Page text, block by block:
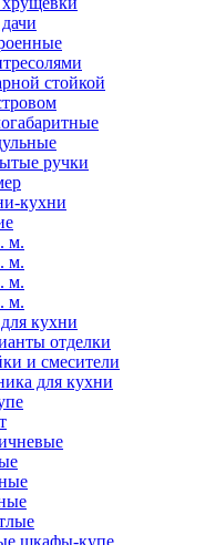
стойкой
ручки
кухни
м.
м.
м.
м.
кухни
отделки
и смесители
для кухни
шкафы-купе